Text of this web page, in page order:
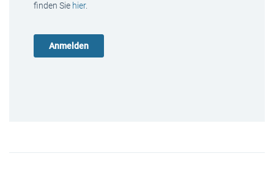
finden Sie hier.